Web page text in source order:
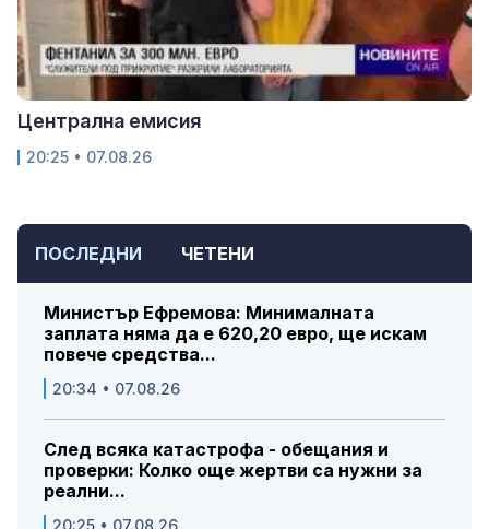
ПОСЛЕДНИ ЧЕТЕНИ
Министър Ефремова: Минималната
заплата няма да е 620,20 евро, ще искам
повече средства...
20:34 • 07.08.26
След всяка катастрофа - обещания и
проверки: Колко още жертви са нужни за
реални...
Централна емисия
20:25 • 07.08.26